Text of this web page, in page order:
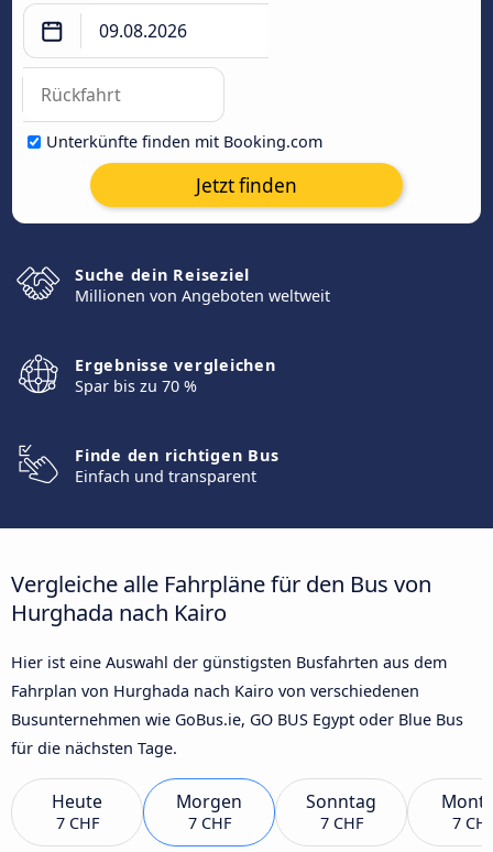
Unterkünfte finden mit Booking.com
Jetzt finden
Suche dein Reiseziel
Millionen von Angeboten weltweit
Ergebnisse vergleichen
Spar bis zu 70 %
Finde den richtigen Bus
Einfach und transparent
Vergleiche alle Fahrpläne für den Bus von
Hurghada nach Kairo
Hier ist eine Auswahl der günstigsten Busfahrten aus dem
Fahrplan von Hurghada nach Kairo von verschiedenen
Busunternehmen wie GoBus.ie, GO BUS Egypt oder Blue Bus
für die nächsten Tage.
Heute
7 CHF
Morgen
7 CHF
Sonntag
7 CHF 7